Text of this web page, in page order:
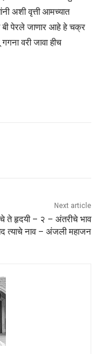
अशी वृत्ती आमच्यात
पेरले जाणार आहे हे चक्र
वरी जावा हीच
Next article
ते हृदयी – २ – अंतरीचे भाव
त्याचे नाव – अंजली महाजन